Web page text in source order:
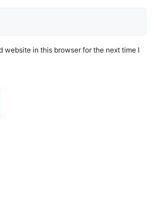
website in this browser for the next time I